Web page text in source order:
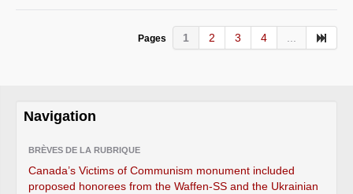
Pages 1 2 3 4 ...
Navigation
BRÈVES DE LA RUBRIQUE
Canada’s Victims of Communism monument included
proposed honorees from the Waffen-SS and the Ukrainian